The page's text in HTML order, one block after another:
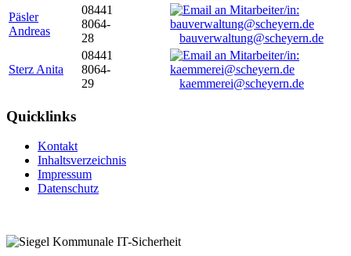
Päsler
Andreas
08441
8064-
28
bauverwaltung@scheyern.de
Sterz Anita
08441
8064-
29
kaemmerei@scheyern.de
Quicklinks
Kontakt
Inhaltsverzeichnis
Impressum
Datenschutz